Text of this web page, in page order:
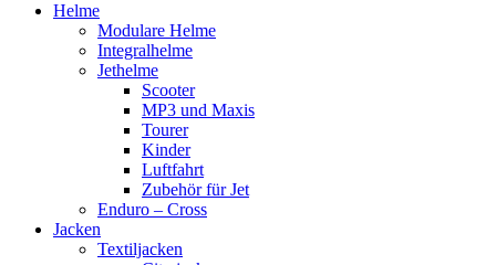
Helme
Modulare Helme
Integralhelme
Jethelme
Scooter
MP3 und Maxis
Tourer
Kinder
Luftfahrt
Zubehör für Jet
Enduro – Cross
Jacken
Textiljacken